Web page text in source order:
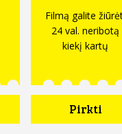
Filmą galite
24 val. neribotą
kiekį kartų
Pirkti